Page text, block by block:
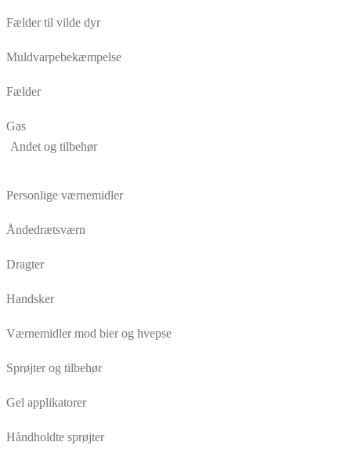
Fælder til vilde dyr
Muldvarpebekæmpelse
Fælder
Gas
Andet og tilbehør
Personlige værnemidler
Åndedrætsværn
Dragter
Handsker
Værnemidler mod bier og hvepse
Sprøjter og tilbehør
Gel applikatorer
Håndholdte sprøjter